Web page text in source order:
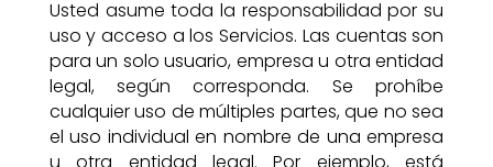
Usted asume toda la responsabilidad por su
uso y acceso a los Servicios. Las cuentas son
para un solo usuario, empresa u otra entidad
legal, según corresponda. Se prohíbe
cualquier uso de múltiples partes, que no sea
el uso individual en nombre de una empresa